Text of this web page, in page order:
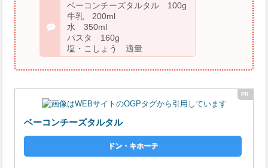
ベーコンチーズタルタル 100g
牛乳 200ml
水 350ml
パスタ 160g
塩・こしょう 適量
ベーコンチーズタルタル
ドン・キホーテ